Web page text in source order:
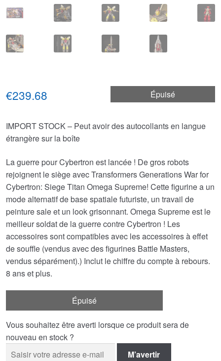
Épuisé
€239.68
IMPORT STOCK – Peut avoir des autocollants en langue
étrangère sur la boîte
La guerre pour Cybertron est lancée ! De gros robots
rejoignent le siège avec Transformers Generations War for
Cybertron: Siege Titan Omega Supreme! Cette figurine a un
mode alternatif de base spatiale futuriste, un travail de
peinture sale et un look grisonnant. Omega Supreme est le
meilleur soldat de la guerre contre Cybertron ! Les
accessoires sont compatibles avec les accessoires à effet
de souffle (vendus avec des figurines Battle Masters,
vendus séparément).) Inclut le chiffre du compte à rebours.
8 ans et plus.
Épuisé
Vous souhaitez être averti lorsque ce produit sera de
nouveau en stock ?
M’avertir